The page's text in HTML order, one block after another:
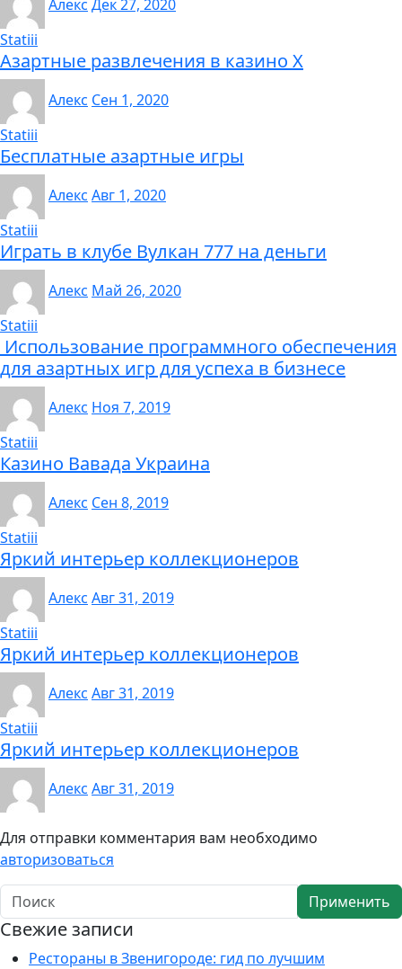
Алекс Дек 27, 2020
Statiii
Азартные развлечения в казино Х
Алекс Сен 1, 2020
Statiii
Бесплатные азартные игры
Алекс Авг 1, 2020
Statiii
Играть в клубе Вулкан 777 на деньги
Алекс Май 26, 2020
Statiii
Использование программного обеспечения
для азартных игр для успеха в бизнесе
Алекс Ноя 7, 2019
Statiii
Казино Вавада Украина
Алекс Сен 8, 2019
Statiii
Яркий интерьер коллекционеров
Алекс Авг 31, 2019
Statiii
Яркий интерьер коллекционеров
Алекс Авг 31, 2019
Statiii
Яркий интерьер коллекционеров
Алекс Авг 31, 2019
Для отправки комментария вам необходимо
авторизоваться
Применить
Свежие записи
Рестораны в Звенигороде: гид по лучшим